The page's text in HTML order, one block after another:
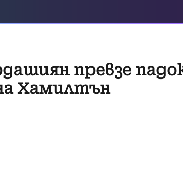
превзе
Хамилтън